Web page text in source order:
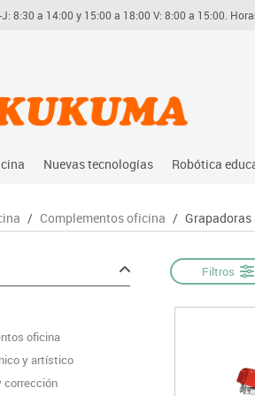
J: 8:30 a 14:00 y 15:00 a 18:00 V: 8:00 a 15:00.
y artístico
corrección
Nuevas tecnologías
Audio
Mobiliario tecnológico
Monitores interactivos
Videoconferencia
Videoproyección
Robótica
Arduino
Lego
/ Complementos oficina / Grapadoras
oficina
y artístico
corrección
Filtros